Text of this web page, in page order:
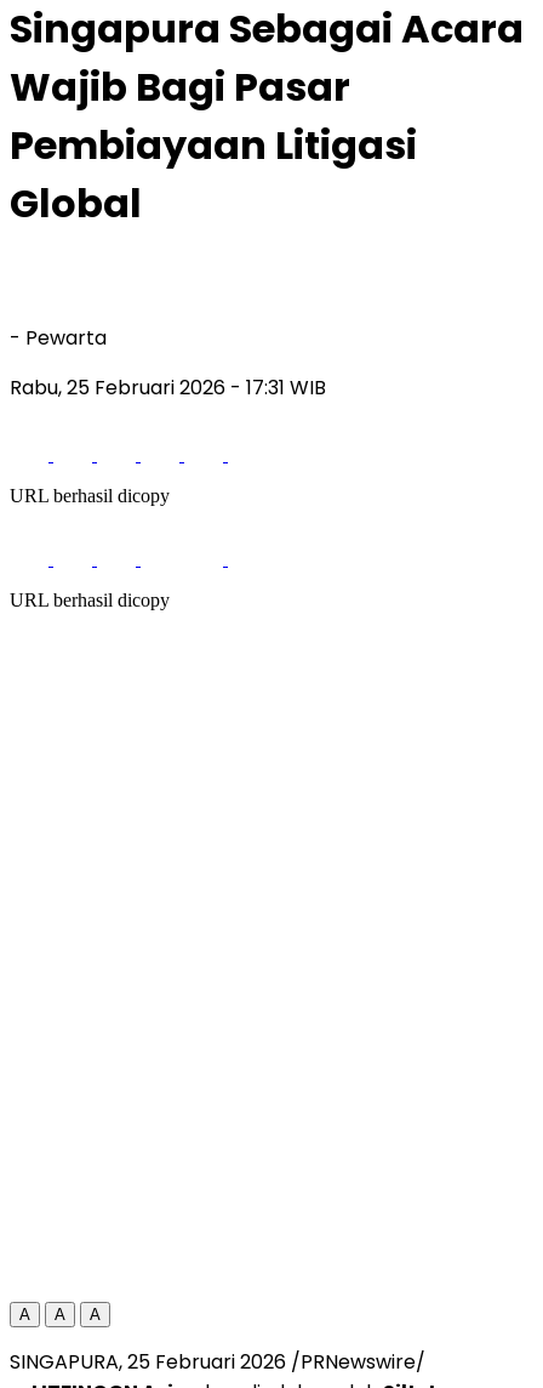
Singapura Sebagai Acara
Wajib Bagi Pasar
Pembiayaan Litigasi
Global
- Pewarta
Rabu, 25 Februari 2026 - 17:31 WIB
URL berhasil dicopy
URL berhasil dicopy
A A A
SINGAPURA,25 Februari 2026 /PRNewswire/